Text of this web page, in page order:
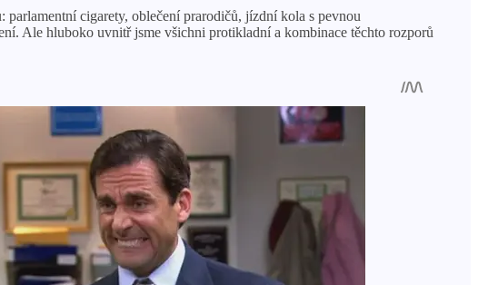
parlamentní cigarety, oblečení prarodičů, jízdní kola s pevnou
Ale hluboko uvnitř jsme všichni protikladní a kombinace těchto rozporů